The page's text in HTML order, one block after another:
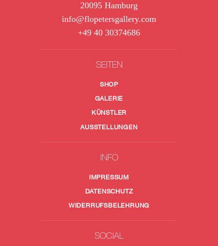
20095 Hamburg
info@flopetersgallery.com
+49 40 30374686
SEITEN
SHOP
GALERIE
KÜNSTLER
AUSSTELLUNGEN
INFO
IMPRESSUM
DATENSCHUTZ
WIDERRUFSBELEHRUNG
SOCIAL